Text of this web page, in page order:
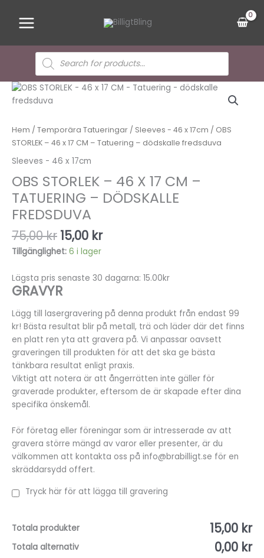
innehållMenu
Sök
efter
produkter
Hem / Temporära Tatueringar / Sleeves - 46 x 17cm / OBS
STORLEK – 46 x 17 CM – Tatuering – dödskalle fredsduva
Sleeves - 46 x 17cm
OBS STORLEK – 46 X 17 CM –
TATUERING – DÖDSKALLE
FREDSDUVA
75,00kr
Det
var:
75,00 kr.
15,00 kr
Det
är:
15,00 kr.
Tillgänglighet: 6 i lager
Lägsta pris senaste 30 dagarna: 15.00kr
GRAVYR
Lägg till lasergravering på denna produkt från endast 99
kr! Bästa resultat blir på metall, trä och läder där det finns
en platt ren yta att gravera på. Vi anpassar oavsett
graveringen till produkten för att det ska ge bästa
tänkbara resultat enligt praxis.
Viktigt att notera är att ångerrätten inte gäller för
graverade produkter, eftersom de är skapade efter dina
specifika önskemål.
För företag eller föreningar som är intresserade av att
gravera större mängd av varor eller presenter, är du
välkommen att kontakta oss på info@brabilligt.se för en
skräddarsydd offert.
Tryck här för att lägga till gravering
Totala produkter 15,00 kr
Totala alternativ 0,00 kr
OBS
STORLEK
46
x
CM
-
Tatuering
-
dödskalle
fredsduva
mängd